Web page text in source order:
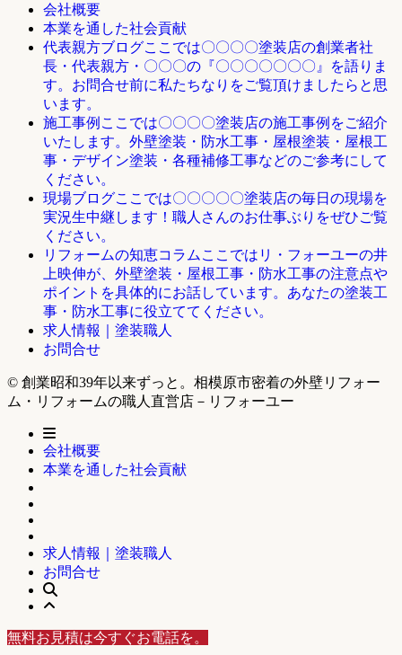
会社概要
本業を通した社会貢献
代表親方ブログここでは〇〇〇〇塗装店の創業者社
長・代表親方・〇〇〇の『〇〇〇〇〇〇〇』を語りま
す。お問合せ前に私たちなりをご覧頂けましたらと思
います。
施工事例 ここでは〇〇〇〇塗装店の施工事例をご紹介
いたします。外壁塗装・防水工事・屋根塗装・屋根工
事・デザイン塗装・各種補修工事などのご参考にして
ください。
現場ブログここでは〇〇〇〇〇塗装店の毎日の現場を
実況生中継します！職人さんのお仕事ぶりをぜひご覧
ください。
リフォームの知恵コラム ここではリ・フォーユーの井
上映伸が、外壁塗装・屋根工事・防水工事の注意点や
ポイントを具体的にお話しています。あなたの塗装工
事・防水工事に役立ててください。
求人情報｜塗装職人
お問合せ
© 創業昭和39年以来ずっと。相模原市密着の外壁リフォー
ム・リフォームの職人直営店－リフォーユー
会社概要
本業を通した社会貢献
求人情報｜塗装職人
お問合せ
無料お見積は今すぐお電話を。